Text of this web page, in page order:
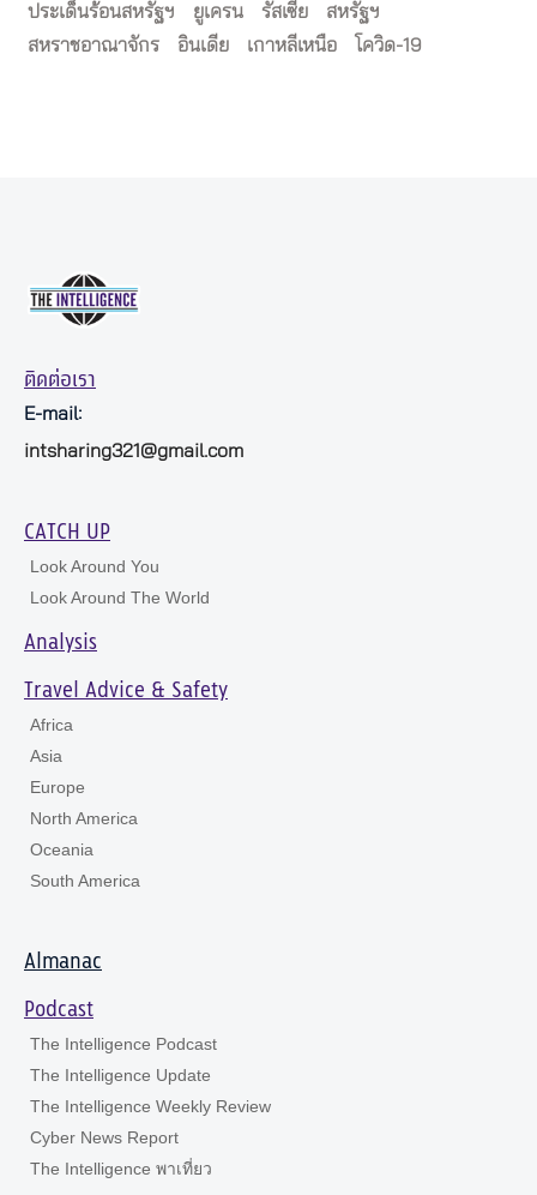
ประเด็นร้อนสหรัฐฯ
ยูเครน รัสเซีย
สหรัฐฯ
สหราชอาณาจักร
อินเดีย เกาหลีเหนือ โควิด-19
ติดต่อเรา
E-mail:
intsharing321@gmail.com
CATCH UP
Look Around You
Look Around The World
Analysis
Travel Advice & Safety
Africa
Asia
Europe
North America
Oceania
South America
Almanac
Podcast
The Intelligence Podcast
The Intelligence Update
The Intelligence Weekly Review
Cyber News Report
The Intelligence พาเที่ยว